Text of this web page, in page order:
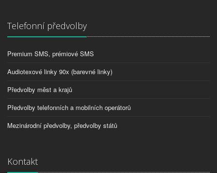
Telefonní předvolby
Premium SMS, prémiové SMS
Audiotexové linky 90x (barevné linky)
Předvolby měst a krajů
Předvolby telefonních a mobilních operátorů
Mezinárodní předvolby, předvolby států
Kontakt